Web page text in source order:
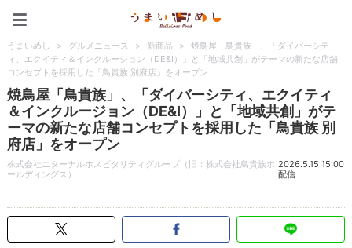
うまいめし > グルメニュース > 新商品 >
焼鳥屋「鳥貴族」、「ダイバーシテ
ィ、エクイティ＆インクルージョン（DE&I）」と「地域共創」がテーマの新たな店舗
コンセプトを採用した「鳥貴族 別府店」をオープン
焼鳥屋「鳥貴族」、「ダイバーシティ、エクイティ
＆インクルージョン（DE&I）」と「地域共創」がテ
ーマの新たな店舗コンセプトを採用した「鳥貴族 別
府店」をオープン
株式会社エターナルホスピタリティグループ（旧：株式会社鳥貴族ホ
ールディングス）
2026.5.15 15:00
配信